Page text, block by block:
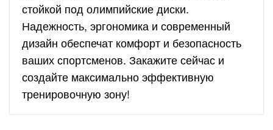
стойкой под олимпийские диски.
Надежность, эргономика и современный
дизайн обеспечат комфорт и безопасность
ваших спортсменов. Закажите сейчас и
создайте максимально эффективную
тренировочную зону!